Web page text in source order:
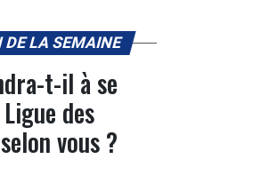
DE LA SEMAINE
t-il à se
des
vous ?